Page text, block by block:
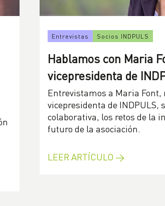
Entrevistas Socios INDPULS
Hablamos con Maria
vicepresidenta de
Entrevistamos a Maria Font,
vicepresidenta de INDPULS,
colaborativa, los retos de la
futuro de la asociación.
LEER ARTÍCULO →